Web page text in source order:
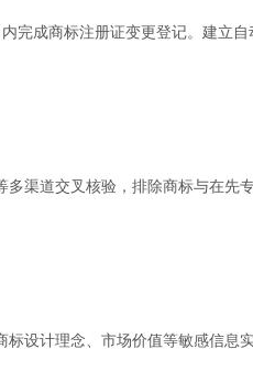
完成商标注册证变更登记。建立
多渠道交叉核验，排除商标与在先
标设计理念、市场价值等敏感信息